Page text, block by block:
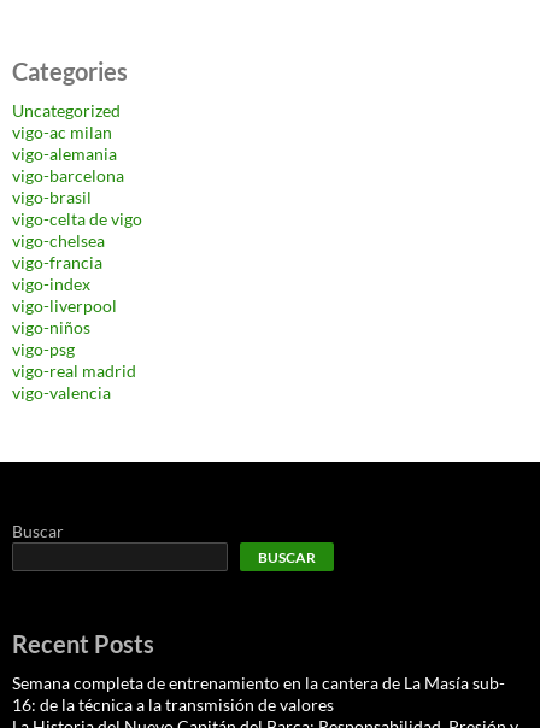
Categories
Uncategorized
vigo-ac milan
vigo-alemania
vigo-barcelona
vigo-brasil
vigo-celta de vigo
vigo-chelsea
vigo-francia
vigo-index
vigo-liverpool
vigo-niños
vigo-psg
vigo-real madrid
vigo-valencia
Buscar
BUSCAR
Recent Posts
Semana completa de entrenamiento en la cantera de La Masía sub-
16: de la técnica a la transmisión de valores